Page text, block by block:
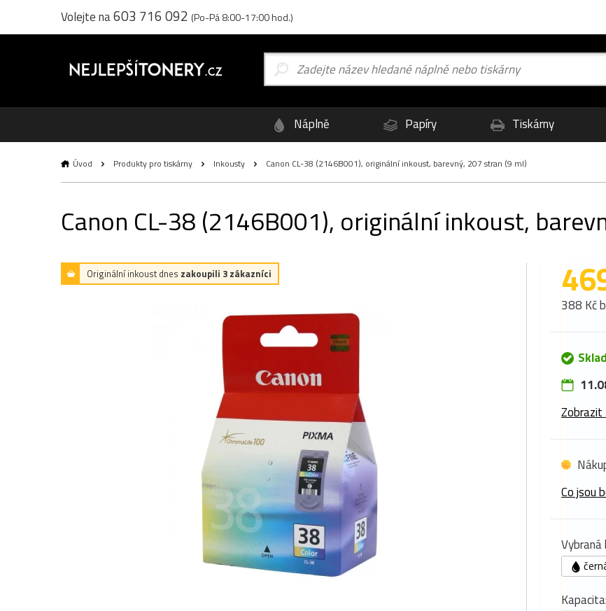
Volejte na603 716 092 (Po-Pá 8:00-17:00 hod.)
Náplně Papíry Tiskárny
Úvod Produkty pro tiskárny Inkousty Canon CL-38 (2146B001), originální inkoust, barevný, 207 stran (9 ml)
Canon CL-38 (2146B001), originální inkoust,
Originální inkoust dnes zakoupili 3 zákazníci
388 Kč
Zobrazit
Co jsou
Vybraná
Kapacita: